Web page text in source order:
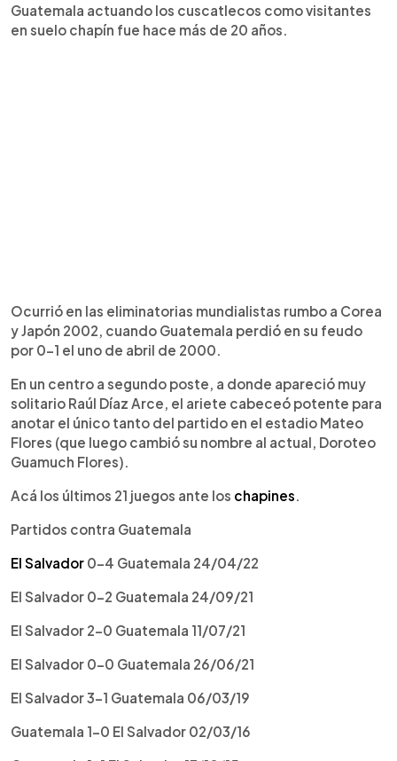
Guatemala actuando los cuscatlecos como visitantes
en suelo chapín fue hace más de 20 años.
Ocurrió en las eliminatorias mundialistas rumbo a Corea
y Japón 2002, cuando Guatemala perdió en su feudo
por 0-1 el uno de abril de 2000.
En un centro a segundo poste, a donde apareció muy
solitario Raúl Díaz Arce, el ariete cabeceó potente para
anotar el único tanto del partido en el estadio Mateo
Flores (que luego cambió su nombre al actual, Doroteo
Guamuch Flores).
Acá los últimos 21 juegos ante los chapines
Partidos contra Guatemala
El Salvador 0-4 Guatemala 24/04/22
El Salvador 0-2 Guatemala 24/09/21
El Salvador 2-0 Guatemala 11/07/21
El Salvador 0-0 Guatemala 26/06/21
El Salvador 3-1 Guatemala 06/03/19
Guatemala 1-0 El Salvador 02/03/16